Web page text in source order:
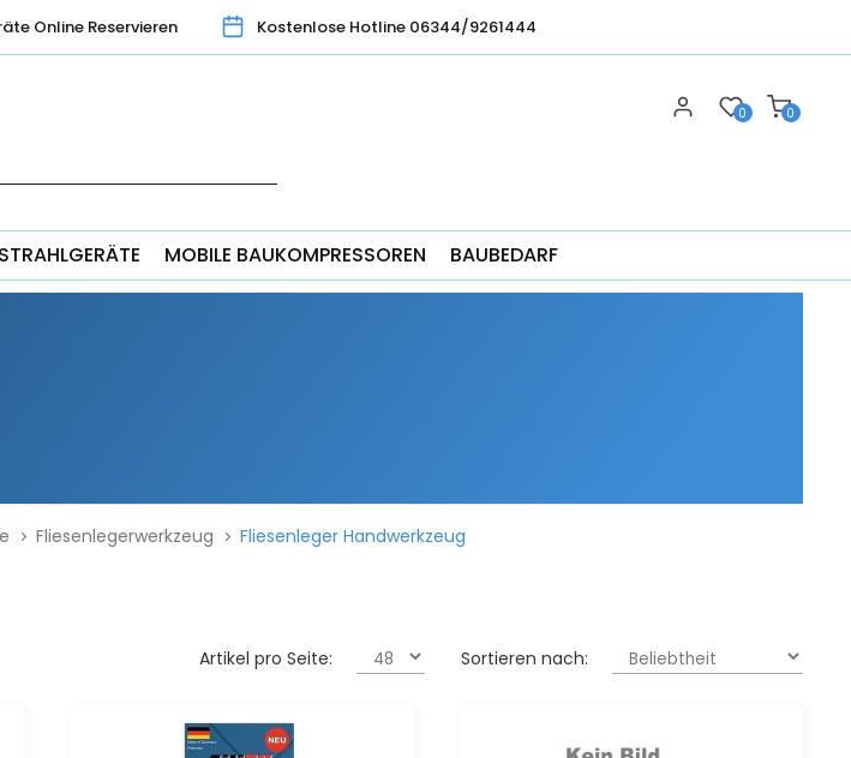
Online Reservieren Kostenlose Hotline 06344/9261444
0
0
MOBILE BAUKOMPRESSOREN BAUBEDARF
Fliesenlegerwerkzeug Fliesenleger Handwerkzeug
Sortieren nach:
Artikel pro Seite: